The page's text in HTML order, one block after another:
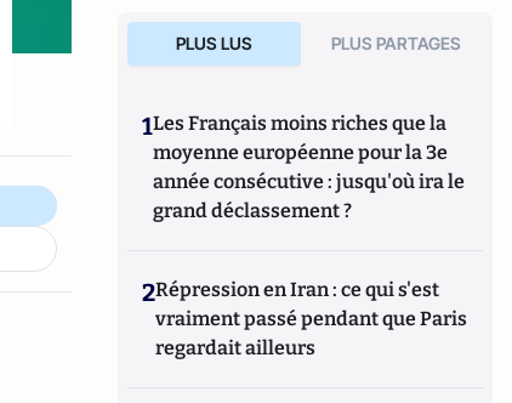
PLUS LUS PLUS PARTAGES
1Les Français moins riches que la
moyenne européenne pour la 3e
année consécutive : jusqu'où ira le
grand déclassement ?
2Répression en Iran : ce qui s'est
vraiment passé pendant que Paris
regardait ailleurs